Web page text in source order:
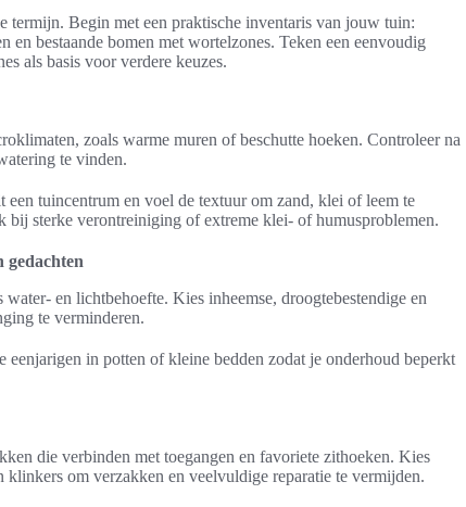
termijn. Begin met een praktische inventaris van jouw tuin:
en bestaande bomen met wortelzones. Teken een eenvoudig
als basis voor verdere keuzes.
zoals warme muren of beschutte hoeken. Controleer na
te vinden.
tuincentrum en voel de textuur om zand, klei of leem te
bij sterke verontreiniging of extreme klei- of humusproblemen.
gedachten
en lichtbehoefte. Kies inheemse, droogtebestendige en
te verminderen.
in potten of kleine bedden zodat je onderhoud beperkt
die verbinden met toegangen en favoriete zithoeken. Kies
om verzakken en veelvuldige reparatie te vermijden.